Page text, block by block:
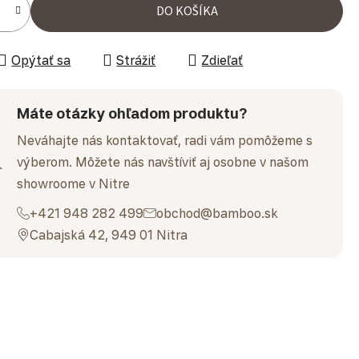
DO KOŠÍKA
Opýtať sa Strážiť Zdieľať
Máte otázky ohľadom produktu?
Neváhajte nás kontaktovať, radi vám pomôžeme s
výberom. Môžete nás navštíviť aj osobne v našom
showroome v Nitre
+421 948 282 499
obchod@bamboo.sk
Cabajská 42, 949 01 Nitra